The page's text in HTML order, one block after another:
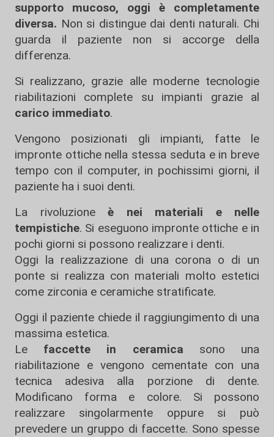
supporto mucoso, oggi è completamente
diversa. Non si distingue dai denti naturali. Chi
guarda il paziente non si accorge della
differenza.
Si realizzano, grazie alle moderne tecnologie
riabilitazioni complete su impianti grazie al
carico immediato.
Vengono posizionati gli impianti, fatte le
impronte ottiche nella stessa seduta e in breve
tempo con il computer, in pochissimi giorni, il
paziente ha i suoi denti.
La rivoluzioneè nei materiali e nelle
tempistiche. Si eseguono impronte ottiche e in
pochi giorni si possono realizzare i denti.
Oggi la realizzazione di una corona o di un
ponte si realizza con materiali molto estetici
come zirconia e ceramiche stratificate.
Oggi il paziente chiede il raggiungimento di una
massima estetica.
Le faccette in ceramica sono una
riabilitazione e vengono cementate con una
tecnica adesiva alla porzione di dente.
Modificano forma e colore. Si possono
realizzare singolarmente oppure si può
prevedere un gruppo di faccette. Sono spesse